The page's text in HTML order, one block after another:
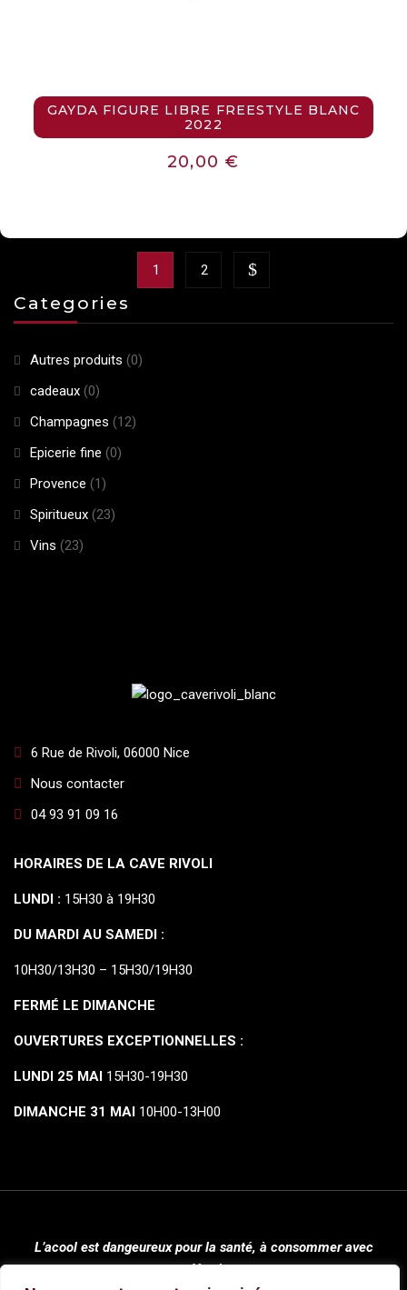
Categories
Autres produits (0)
cadeaux (0)
Champagnes (12)
Epicerie fine (0)
Provence (1)
Spiritueux (23)
Vins (23)
GAYDA FIGURE LIBRE FREESTYLE BLANC
2022
20,00 €
1 2
6 Rue de Rivoli, 06000 Nice
Nous contacter
04 93 91 09 16
HORAIRES DE LA CAVE RIVOLI
LUNDI : 15H30 à 19H30
DU MARDI AU SAMEDI :
10H30/13H30 – 15H30/19H30
FERMÉ LE DIMANCHE
OUVERTURES EXCEPTIONNELLES :
LUNDI 25 MAI 15H30-19H30
DIMANCHE 31 MAI 10H00-13H00
L’acool est dangeureux pour la santé, à consommer avec
modération.